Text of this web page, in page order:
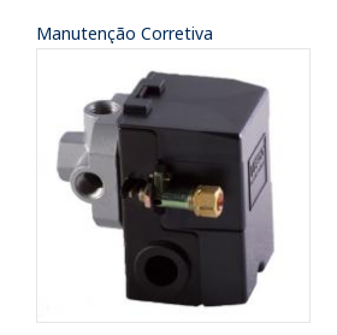
Manutenção Corretiva